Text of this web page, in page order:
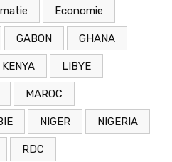
Economie
GABON GHANA
KENYA LIBYE
MAROC
NIGER NIGERIA
RDC